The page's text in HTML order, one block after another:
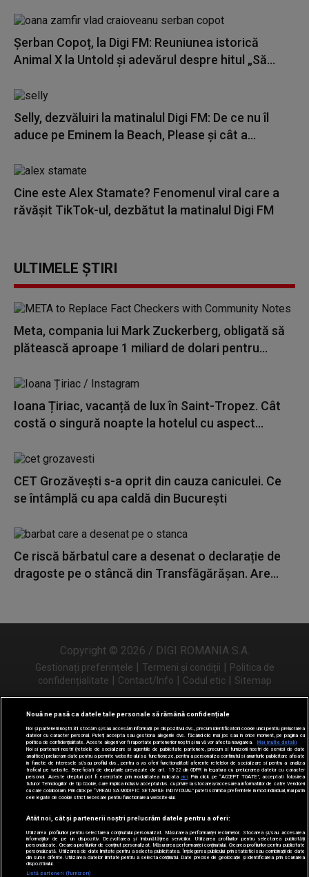
Șerban Copoț, la Digi FM: Reuniunea istorică
Animal X la Untold și adevărul despre hitul „Să...
Selly, dezvăluiri la matinalul Digi FM: De ce nu îl
aduce pe Eminem la Beach, Please și cât a...
Cine este Alex Stamate? Fenomenul viral care a
răvășit TikTok-ul, dezbătut la matinalul Digi FM
ULTIMELE ȘTIRI
Meta, compania lui Mark Zuckerberg, obligată să
plătească aproape 1 miliard de dolari pentru...
Ioana Țiriac, vacanță de lux în Saint-Tropez. Cât
costă o singură noapte la hotelul cu aspect...
CET Grozăvești s-a oprit din cauza caniculei. Ce
se întâmplă cu apa caldă din București
Ce riscă bărbatul care a desenat o declarație de
dragoste pe o stâncă din Transfăgărășan. Are...
Copyright © 2026 / DIGI ROMANIA S.A.
Gestionați preferințele | Termeni și condiții | Politica de
confidențialitate | Contact/Info | Codul etic | Sitemap
Urmărește-ne și pe
Nouă ne pasă ca datele tale personale să rămână confidențiale
Noi și partenerii noștri31 stocăm și/sau accesăm informații pe dispozitivul dvs., precum identificatorii cookie unici pentru prelucrarea
datelor cu caracter personal. Puteți accepta sau gestiona alegerile dvs. făcând clic mai jos sau în orice moment, pe pagina cu
politica de confidențialitate. Aceste alegeri vor fi raportate partenerilor noștri și nu vă vor afecta navigarea.
Mai multe detalii
Noi si partenerii nostri (retelele de socializare si agentiile de publicitate partenere, precum si furnizorii nostri de servicii de date
analitice) prelucram date pentru a permite website-ului sa functioneze, pentru a personaliza continutul si anunturile publicitare afisate
in functie de interesele si/sau profilul dvs., pentru a va oferi functionalitati aferente retelelor de socializare si pentru a analiza
traficul pe website. Beneficiati de drepturile prevazute de art. 15-22 din GDPR in legatura cu prelucrarea datelor cu caracter
personal. Aceste drepturi pot fi exercitate prin modalitatea indicata aici. Prin click pe “ACCEPT TOATE”, acceptati folosirea
tuturor Tehnologiilor de tip Cookie, care implica inclusiv acceptul dvs. cu privire la stocarea/accesarea informatiilor de catre Vendor-ii
cu care colaboram. Prin click pe “VREAU SA MODIFIC SETARILE INDIVIDUAL” puteti schimba preferintele in mod individual, mai putin
cele legate de cookie strict necesare pentru functionarea website-ului.
Atât noi, cât și partenerii noștri prelucrăm datele pentru a oferi:
Utilizarea profilurilor pentru selectarea conținutului personalizat. Măsurarea performanței reclamelor. Stocarea și/sau accesarea
informațiilor de pe un dispozitiv. Dezvoltarea și îmbunătățirea serviciilor. Utilizarea profilurilor pentru selectarea publicității
personalizate. Crearea profilurilor de conținut personalizat. Măsurarea performanței conținutului. Crearea profilurilor pentru publicitate
personalizată. Utilizarea de date limitate pentru a selecta publicitatea. Înțelegerea publicului prin statistici sau combinații de date
din surse diferite. Utilizarea datelor limitate pentru a selecta conținutul. Date precise de geolocație și identificarea prin scanarea
dispozitivului.
Listă parteneri (furnizori)